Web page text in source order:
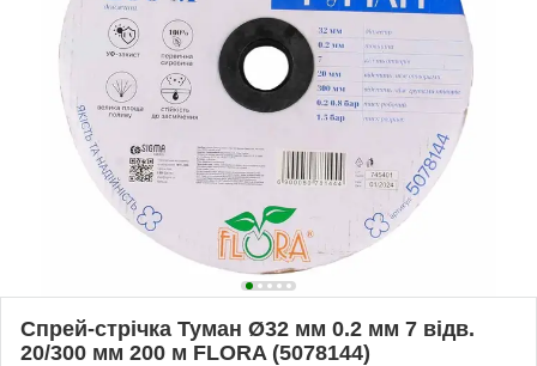
Спрей-стрічка Туман Ø32 мм 0.2 мм 7 відв.
20/300 мм 200 м FLORA (5078144)